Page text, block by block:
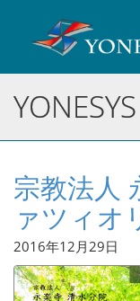
宗教法人
ァツィオ
2016年12月29日